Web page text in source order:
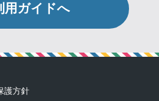
用ガイドへ
護方針